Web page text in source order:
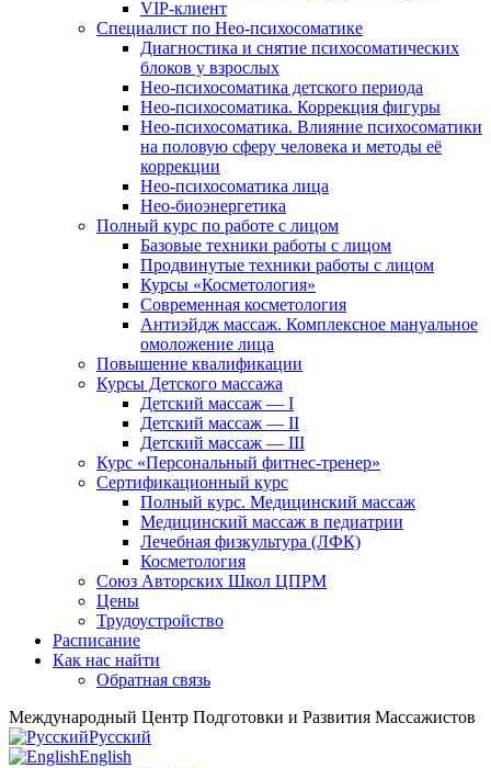
VIP-клиент
Специалист по Нео-психосоматике
Диагностика и снятие психосоматических
блоков у взрослых
Нео-психосоматика детского периода
Нео-психосоматика. Коррекция фигуры
Нео-психосоматика. Влияние психосоматики
на половую сферу человека и методы её
коррекции
Нео-психосоматика лица
Нео-биоэнергетика
Полный курс по работе с лицом
Базовые техники работы с лицом
Продвинутые техники работы с лицом
Курсы «Косметология»
Современная косметология
Антиэйдж массаж. Комплексное мануальное
омоложение лица
Повышение квалификации
Курсы Детского массажа
Детский массаж — I
Детский массаж — II
Детский массаж — III
Курс «Персональный фитнес-тренер»
Сертификационный курс
Полный курс. Медицинский массаж
Медицинский массаж в педиатрии
Лечебная физкультура (ЛФК)
Косметология
Союз Авторских Школ ЦПРМ
Цены
Трудоустройство
Расписание
Как нас найти
Обратная связь
Международный Центр Подготовки и Развития Массажистов
Русский
English